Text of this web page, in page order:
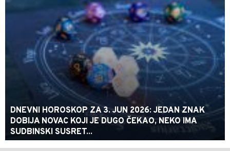
DNEVNI HOROSKOP ZA 3. JUN 2026: JEDAN ZNAK
DOBIJA NOVAC KOJI JE DUGO ČEKAO, NEKO IMA
SUDBINSKI SUSRET...